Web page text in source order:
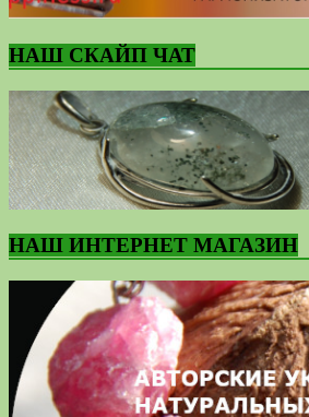
НАШ СКАЙП ЧАТ
НАШ ИНТЕРНЕТ МАГАЗИН